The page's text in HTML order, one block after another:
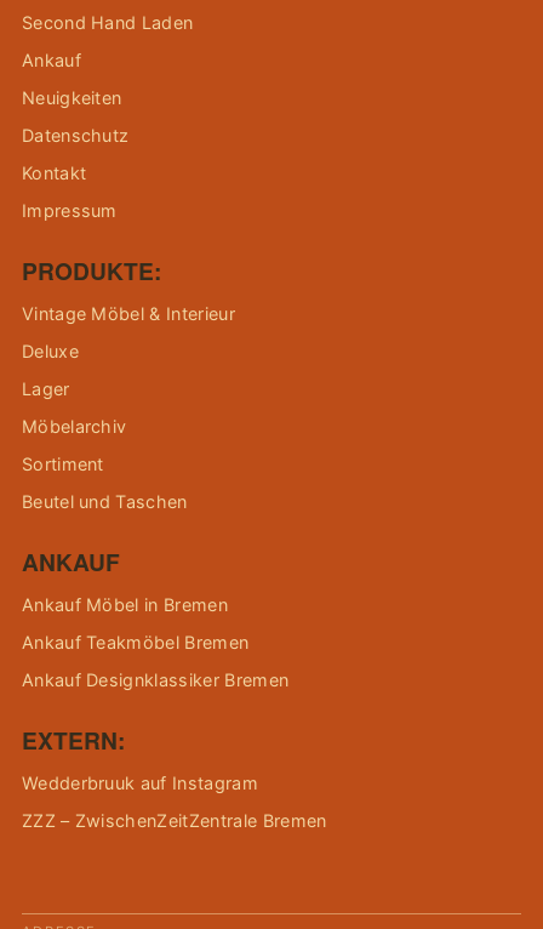
Second Hand Laden
Ankauf
Neuigkeiten
Datenschutz
Kontakt
Impressum
PRODUKTE:
Vintage Möbel & Interieur
Deluxe
Lager
Möbelarchiv
Sortiment
Beutel und Taschen
ANKAUF
Ankauf Möbel in Bremen
Ankauf Teakmöbel Bremen
Ankauf Designklassiker Bremen
EXTERN:
Wedderbruuk auf Instagram
ZZZ – ZwischenZeitZentrale Bremen